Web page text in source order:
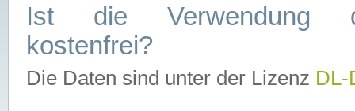
Ist die Verwendung
kostenfrei?
Die Daten sind unter der Lizenz